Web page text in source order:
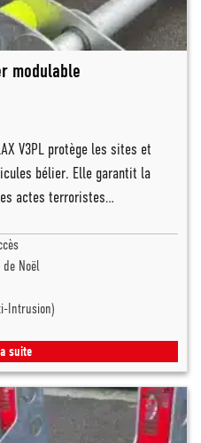
modulable
V3PL protège les sites et
bélier. Elle garantit la
actes terroristes…
Noël
Intrusion)
suite